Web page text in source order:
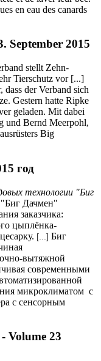
en eau des canards
September 2015
stellt Zehn-
Tierschutz vor [...]
der Verband sich
Gestern hatte Ripke
geladen. Mit dabei
und Bernd Meerpohl,
Big
год
технологии "Биг
Дачмен"
заказчика:
цыплёнка-
[...] Биг
вытяжной
современными
микроклиматом с
с сенсорным
Volume 23